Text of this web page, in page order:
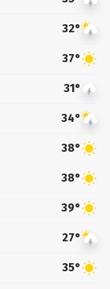
32°
37°
31°
34°
38°
38°
39°
27°
35°